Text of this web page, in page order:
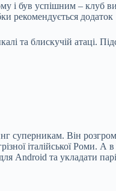
і був успішним – клуб
рекомендується
та блискучій атаці.
суперникам. Він
італійської Роми. А
Android та укладати